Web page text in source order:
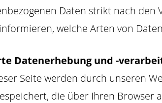
Daten strikt nach
welche Arten von
Datenerhebung und -
Seite werden durch unseren
die über Ihren Browser